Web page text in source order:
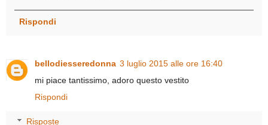
Rispondi
bellodiesseredonna 3 luglio 2015 alle ore 16:40
mi piace tantissimo, adoro questo vestito
Rispondi
Risposte